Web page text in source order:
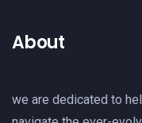
About
we are dedicated to